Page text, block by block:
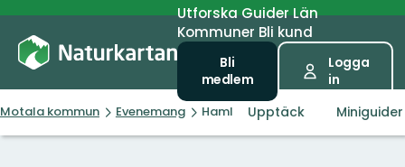
UtforskaGuiderLän
Kommuner Bli kund
Bli
medlem
Logga
in
Motala kommun Evenemang Hamling av träd på Soldatängen
Upptäck Miniguider